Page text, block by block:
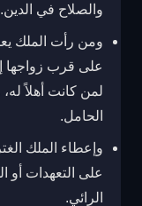
والصلاح في الدين.
ومن رأت الملك
على قرب زواجها
لمن كانت أهلاً
الحامل.
وإعطاء الملك
على التعهدات أو
الرائي.